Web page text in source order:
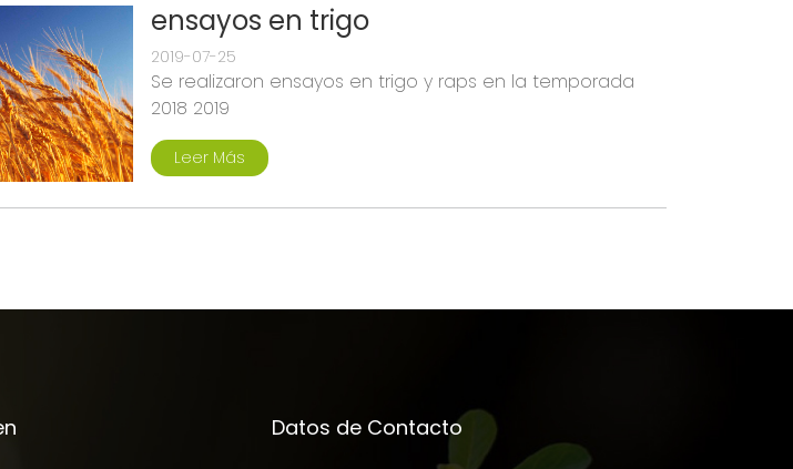
ensayos en trigo
2019-07-25
Se realizaron ensayos en trigo y raps en la temporada
2018 2019
Leer Más
Datos de Contacto